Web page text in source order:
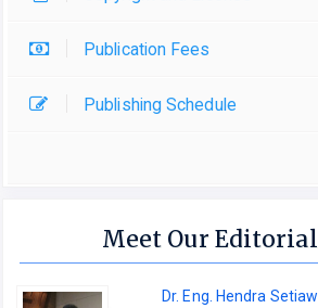
Publication Fees
Publishing Schedule
Meet Our
Dr. Eng. Hendra